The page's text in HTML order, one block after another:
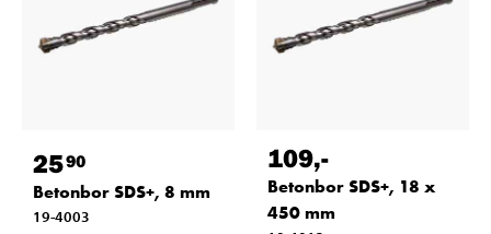
2590
Betonbor SDS+, 8 mm
19-4003
109,-
Betonbor SDS+, 18 x
450 mm